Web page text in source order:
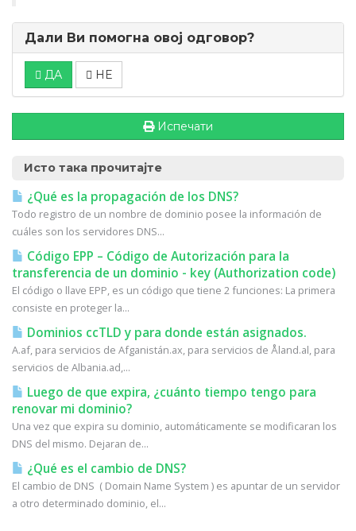
Дали Ви помогна овој одговор?
ДА НЕ
Испечати
Исто така прочитајте
¿Qué es la propagación de los DNS?
Todo registro de un nombre de dominio posee la información de
cuáles son los servidores DNS...
Código EPP – Código de Autorización para la
transferencia de un dominio - key (Authorization code)
El código o llave EPP, es un código que tiene 2 funciones: La primera
consiste en proteger la...
Dominios ccTLD y para donde están asignados.
A.af, para servicios de Afganistán.ax, para servicios de Åland.al, para
servicios de Albania.ad,...
Luego de que expira, ¿cuánto tiempo tengo para
renovar mi dominio?
Una vez que expira su dominio, automáticamente se modificaran los
DNS del mismo. Dejaran de...
¿Qué es el cambio de DNS?
El cambio de DNS ( Domain Name System ) es apuntar de un servidor
a otro determinado dominio, el...